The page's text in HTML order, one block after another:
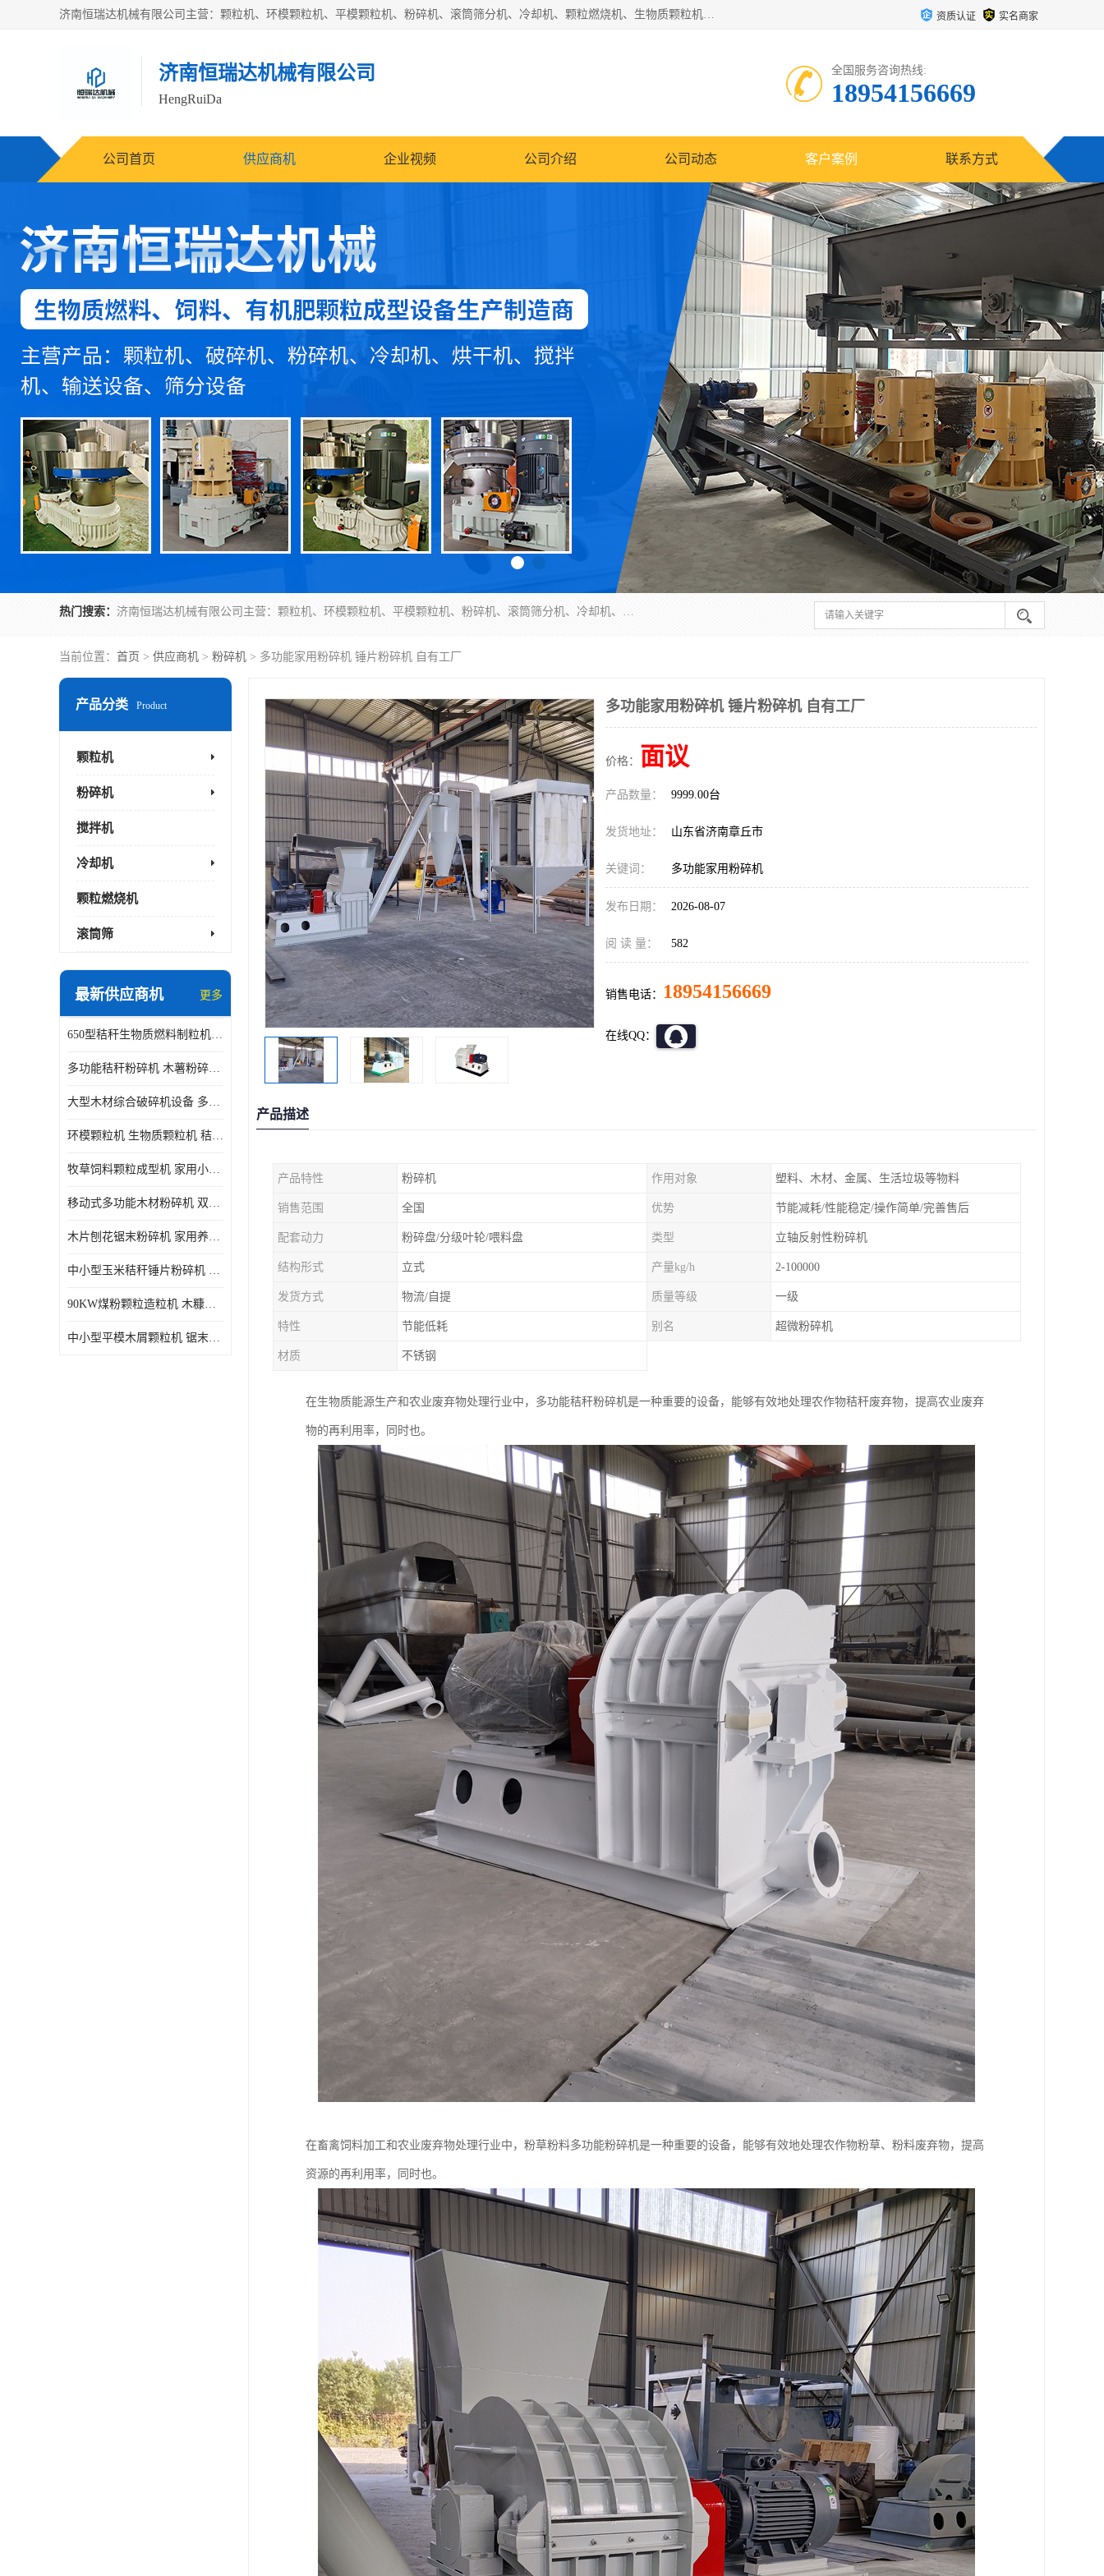
济南恒瑞达机械有限公司主营：颗粒机、环模颗粒机、平模颗粒机、粉碎机、滚筒筛分机、冷却机、颗粒燃烧机、生物质颗粒机、木屑颗粒机、秸秆颗粒机、饲料颗粒机、燃料颗粒机、木材粉碎机、秸秆粉碎机、饲料粉碎机、颗粒冷却机、锯末滚筒筛、锤片粉碎机、滚筒筛、搅拌机等产品。 资质认证 实名商家
济南恒瑞达机械有限公司
HengRuiDa
全国服务咨询热线:
18954156669
公司首页 供应商机 企业视频 公司介绍 公司动态 客户案例 联系方式
热门搜索： 济南恒瑞达机械有限公司主营：颗粒机、环模颗粒机、平模颗粒机、粉碎机、滚筒筛分机、冷却机、颗粒燃烧机、生物质颗粒机、木屑颗粒机、秸秆颗粒机、饲料颗粒机、燃料颗粒机、木材粉碎机、秸秆粉碎机、饲料粉碎机、颗粒冷却机、锯末滚筒筛、锤片粉碎机、滚筒筛、搅拌机等产品。
当前位置： 首页 > 供应商机 > 粉碎机 > 多功能家用粉碎机 锤片粉碎机 自有工厂
产品分类 Product
颗粒机
粉碎机
搅拌机
冷却机
颗粒燃烧机
滚筒筛
最新供应商机 更多
650型秸秆生物质燃料制粒机 豆粨麸皮造粒机 平模木屑颗粒机
多功能秸秆粉碎机 木薯粉碎机 自有工厂
大型木材综合破碎机设备 多功能木屑粉碎机 废料木材粉碎机
环模颗粒机 生物质颗粒机 秸秆木屑制粒机 木糠造粒机
牧草饲料颗粒成型机 家用小型饲料颗粒机 可定制
移动式多功能木材粉碎机 双进料口果树枝叶粉碎 木片边角料
木片刨花锯末粉碎机 家用养殖饲料玉米芯秸秆粉碎机械
中小型玉米秸秆锤片粉碎机 家用多功能打粉机 杂粮饲料粉碎设备
90KW煤粉颗粒造粒机 木糠稻壳制粒机 秸秆颗粒机
中小型平模木屑颗粒机 锯末刨花生物质燃料秸秆压缩颗粒机
多功能家用粉碎机 锤片粉碎机 自有工厂
价格： 面议
产品数量： 9999.00台
发货地址： 山东省济南章丘市
关键词： 多功能家用粉碎机
发布日期： 2026-08-07
阅 读 量： 582
销售电话： 18954156669
在线QQ：
产品描述
产品特性 粉碎机 作用对象 塑料、木材、金属、生活垃圾等物料
销售范围 全国 优势 节能减耗/性能稳定/操作简单/完善售后
配套动力 粉碎盘/分级叶轮/喂料盘 类型 立轴反射性粉碎机
结构形式 立式 产量kg/h 2-100000
发货方式 物流/自提 质量等级 一级
特性 节能低耗 别名 超微粉碎机
材质 不锈钢
在生物质能源生产和农业废弃物处理行业中，多功能秸秆粉碎机是一种重要的设备，能够有效地处理农作物秸秆废弃物，提高农业废弃
物的再利用率，同时也。
在畜禽饲料加工和农业废弃物处理行业中，粉草粉料多功能粉碎机是一种重要的设备，能够有效地处理农作物粉草、粉料废弃物，提高
资源的再利用率，同时也。